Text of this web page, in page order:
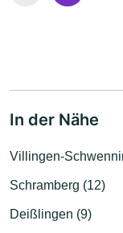
In der Nähe
Villingen-
Schramberg (12)
Deißlingen (9)